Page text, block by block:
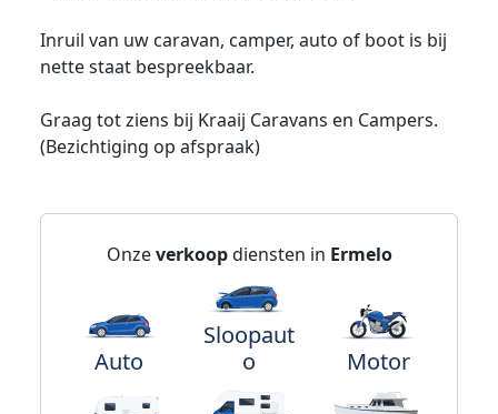
Inruil van uw caravan, camper, auto of boot is bij
nette staat bespreekbaar.
Graag tot ziens bij Kraaij Caravans en Campers.
(Bezichtiging op afspraak)
Onzeverkoopdiensten in Ermelo
Auto
Sloopaut
o
Motor